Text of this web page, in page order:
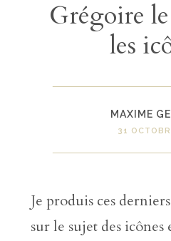
Grégoire
les
MAXIME
31
Je produis ces
sur le sujet des icônes